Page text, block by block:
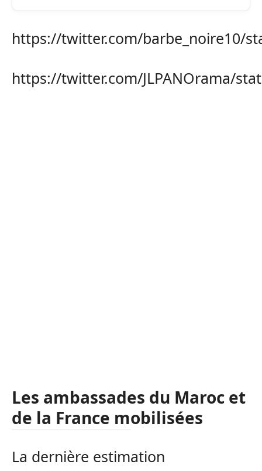
https://twitter.com/barbe_noire10/
https://twitter.com/JLPANOrama/
Les ambassades du Maroc et
de la France mobilisées
La dernière estimation